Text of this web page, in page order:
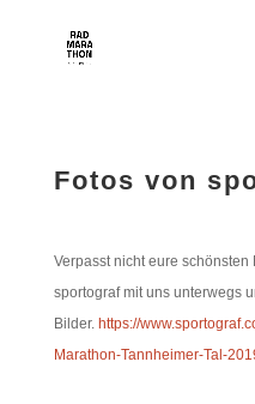
Fotos von
Verpasst nicht eure schönsten
sportograf mit uns unterwegs
Bilder. https://
Marathon-Tannheimer-Tal-